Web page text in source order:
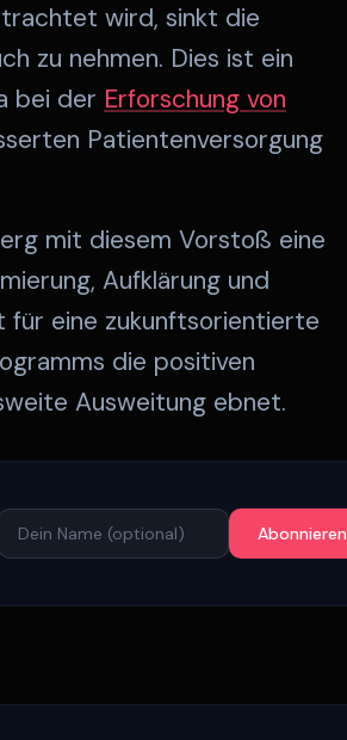
wird, sinkt die
zu nehmen. Dies ist ein
bei der Erforschung von
Patientenversorgung
mit diesem Vorstoß eine
Aufklärung und
für eine zukunftsorientierte
die positiven
Ausweitung ebnet.
Abonnieren